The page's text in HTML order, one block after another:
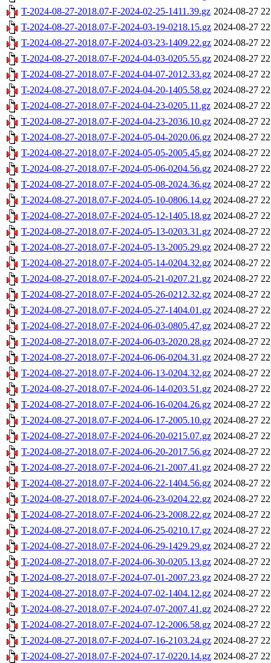
T-2024-08-27-2018.07-F-2024-02-25-1411.39.gz 2024-08-27
T-2024-08-27-2018.07-F-2024-03-19-0218.15.gz 2024-08-27
T-2024-08-27-2018.07-F-2024-03-23-1409.22.gz 2024-08-27
T-2024-08-27-2018.07-F-2024-04-03-0205.55.gz 2024-08-27
T-2024-08-27-2018.07-F-2024-04-07-2012.33.gz 2024-08-27
T-2024-08-27-2018.07-F-2024-04-20-1405.58.gz 2024-08-27
T-2024-08-27-2018.07-F-2024-04-23-0205.11.gz 2024-08-27
T-2024-08-27-2018.07-F-2024-04-23-2036.10.gz 2024-08-27
T-2024-08-27-2018.07-F-2024-05-04-2020.06.gz 2024-08-27
T-2024-08-27-2018.07-F-2024-05-05-2005.45.gz 2024-08-27
T-2024-08-27-2018.07-F-2024-05-06-0204.56.gz 2024-08-27
T-2024-08-27-2018.07-F-2024-05-08-2024.36.gz 2024-08-27
T-2024-08-27-2018.07-F-2024-05-10-0806.14.gz 2024-08-27
T-2024-08-27-2018.07-F-2024-05-12-1405.18.gz 2024-08-27
T-2024-08-27-2018.07-F-2024-05-13-0203.31.gz 2024-08-27
T-2024-08-27-2018.07-F-2024-05-13-2005.29.gz 2024-08-27
T-2024-08-27-2018.07-F-2024-05-14-0204.32.gz 2024-08-27
T-2024-08-27-2018.07-F-2024-05-21-0207.21.gz 2024-08-27
T-2024-08-27-2018.07-F-2024-05-26-0212.32.gz 2024-08-27
T-2024-08-27-2018.07-F-2024-05-27-1404.01.gz 2024-08-27
T-2024-08-27-2018.07-F-2024-06-03-0805.47.gz 2024-08-27
T-2024-08-27-2018.07-F-2024-06-03-2020.28.gz 2024-08-27
T-2024-08-27-2018.07-F-2024-06-06-0204.31.gz 2024-08-27
T-2024-08-27-2018.07-F-2024-06-13-0204.32.gz 2024-08-27
T-2024-08-27-2018.07-F-2024-06-14-0203.51.gz 2024-08-27
T-2024-08-27-2018.07-F-2024-06-16-0204.26.gz 2024-08-27
T-2024-08-27-2018.07-F-2024-06-17-2005.10.gz 2024-08-27
T-2024-08-27-2018.07-F-2024-06-20-0215.07.gz 2024-08-27
T-2024-08-27-2018.07-F-2024-06-20-2017.56.gz 2024-08-27
T-2024-08-27-2018.07-F-2024-06-21-2007.41.gz 2024-08-27
T-2024-08-27-2018.07-F-2024-06-22-1404.56.gz 2024-08-27
T-2024-08-27-2018.07-F-2024-06-23-0204.22.gz 2024-08-27
T-2024-08-27-2018.07-F-2024-06-23-2008.22.gz 2024-08-27
T-2024-08-27-2018.07-F-2024-06-25-0210.17.gz 2024-08-27
T-2024-08-27-2018.07-F-2024-06-29-1429.29.gz 2024-08-27
T-2024-08-27-2018.07-F-2024-06-30-0205.13.gz 2024-08-27
T-2024-08-27-2018.07-F-2024-07-01-2007.23.gz 2024-08-27
T-2024-08-27-2018.07-F-2024-07-02-1404.12.gz 2024-08-27
T-2024-08-27-2018.07-F-2024-07-07-2007.41.gz 2024-08-27
T-2024-08-27-2018.07-F-2024-07-12-2006.58.gz 2024-08-27
T-2024-08-27-2018.07-F-2024-07-16-2103.24.gz 2024-08-27
T-2024-08-27-2018.07-F-2024-07-17-0220.14.gz 2024-08-27